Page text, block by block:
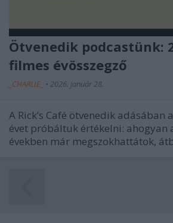
Ötvenedik podcastünk:
filmes évösszegző
_CHARLIE_ • 2026. január 28.
A Rick’s Café ötvenedik adásában
évet próbáltuk értékelni: ahogyan
években már megszokhattátok,